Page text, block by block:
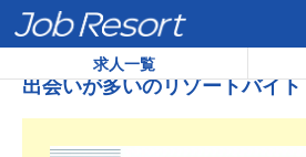
求人一覧
HOME 出会いが多いのリゾートバイト
出会いが多いのリゾートバイト